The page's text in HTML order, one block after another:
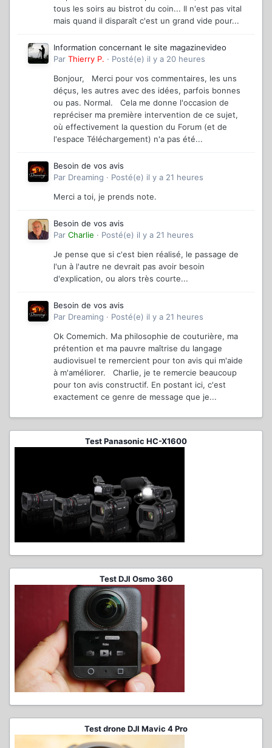
tous les soirs au bistrot du coin... Il n'est pas vital
mais quand il disparaît c'est un grand vide pour...
Information concernant le site magazinevideo
Par Thierry P. · Posté(e) il y a 20 heures
Bonjour, Merci pour vos commentaires, les uns
déçus, les autres avec des idées, parfois bonnes
ou pas. Normal. Cela me donne l'occasion de
repréciser ma première intervention de ce sujet,
où effectivement la question du Forum (et de
l'espace Téléchargement) n'a pas été...
Besoin de vos avis
Par Dreaming · Posté(e) il y a 21 heures
Merci a toi, je prends note.
Besoin de vos avis
Par Charlie · Posté(e) il y a 21 heures
Je pense que si c'est bien réalisé, le passage de
l'un à l'autre ne devrait pas avoir besoin
d'explication, ou alors très courte...
Besoin de vos avis
Par Dreaming · Posté(e) il y a 21 heures
Ok Comemich. Ma philosophie de couturière, ma
prétention et ma pauvre maîtrise du langage
audiovisuel te remercient pour ton avis qui m'aide
à m'améliorer. Charlie, je te remercie beaucoup
pour ton avis constructif. En postant ici, c'est
exactement ce genre de message que je...
Test Panasonic HC-X1600
Test DJI Osmo 360
Test drone DJI Mavic 4 Pro